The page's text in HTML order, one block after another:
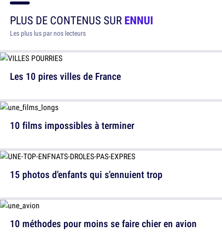
PLUS DE CONTENUS SURENNUI
Les plus lus par nos lecteurs
Les 10 pires villes de France
15 photos d'enfants qui s'ennuient trop
10 films impossibles à terminer
10 méthodes pour moins se faire chier en avion